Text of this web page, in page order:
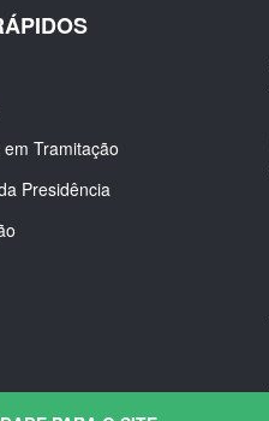
Tramitação
Presidência